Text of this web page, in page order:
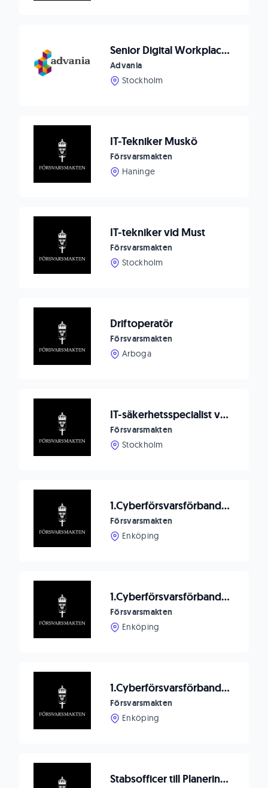
Senior Digital Workplace Consultant
Advania
Stockholm
IT-Tekniker Muskö
Försvarsmakten
Haninge
IT-tekniker vid Must
Försvarsmakten
Stockholm
Driftoperatör
Försvarsmakten
Arboga
IT-säkerhetsspecialist vid Must
Försvarsmakten
Stockholm
1.Cyberförsvarsförbandet söker avdelnings- och sektionschefer
Försvarsmakten
Enköping
1.Cyberförsvarsförbandet söker drifttekniker
Försvarsmakten
Enköping
1.Cyberförsvarsförbandet söker infrastrukturtekniker
Försvarsmakten
Enköping
Stabsofficer till Planeringsavdelningen vid Cyberförsvarsledningen